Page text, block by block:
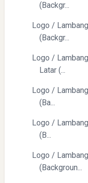
Pelajaran Berharga
(Backgr...
Logo /
(Backgr...
Logo /
Latar (...
Logo /
(Ba...
Logo /
(B...
Logo /
(Backgroun...